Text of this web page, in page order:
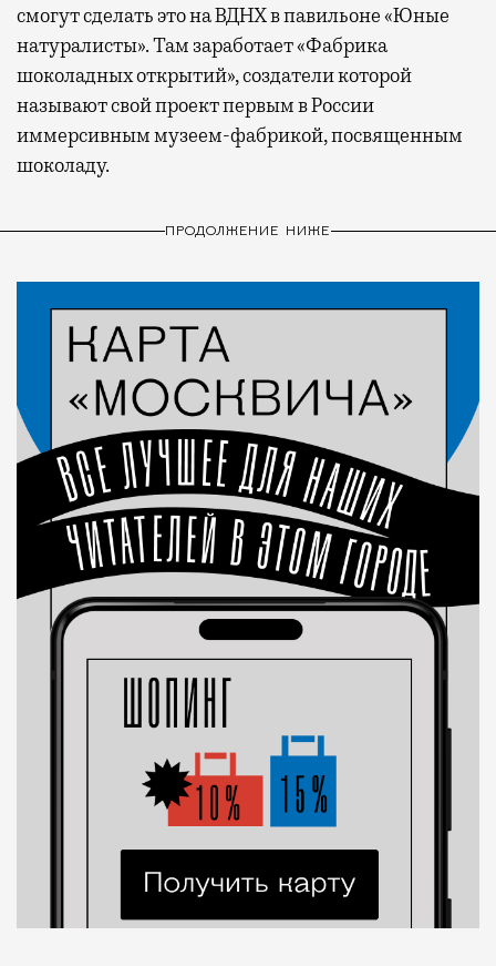
смогут сделать это на ВДНХ в павильоне «Юные
натуралисты». Там заработает «Фабрика
шоколадных открытий», создатели которой
называют свой проект первым в России
иммерсивным музеем-фабрикой, посвященным
шоколаду.
ПРОДОЛЖЕНИЕ НИЖЕ